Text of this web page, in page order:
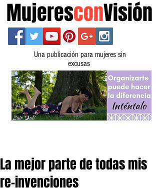
MujeresconVisión
Una publicación para mujeres sin
excusas
La mejor parte de todas mis
re-invenciones